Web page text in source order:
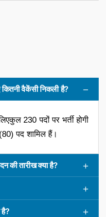
वैकेंसी निकली है?
230 पदों पर भर्ती होगी
पद शामिल हैं।
की तारीख क्या है?
है?